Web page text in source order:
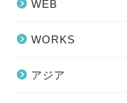
WEB
WORKS
アジア